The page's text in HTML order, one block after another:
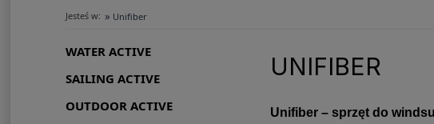
Jesteś w: » Unifiber
WATER ACTIVE
SAILING ACTIVE
OUTDOOR ACTIVE
UNIFIBER
Unifiber – sprzęt do